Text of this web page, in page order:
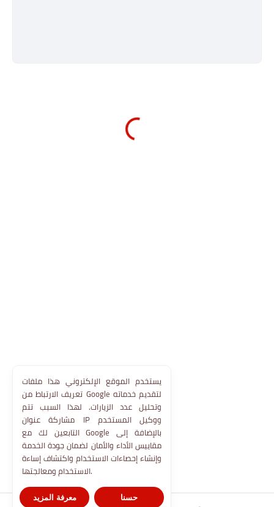
يستخدم الموقع الإلكتروني هذا ملفات
تعريف الارتباط من Google لتقديم خدماته
وتحليل عدد الزيارات. لهذا السبب تتم
مشاركة عنوان IP ووكيل المستخدم
التابعين لك مع Google بالإضافة إلى
مقاييس الأداء والأمان لضمان جودة الخدمة
وإنشاء إحصاءات الاستخدام واكتشاف إساءة
الاستخدام ومعالجتها.
معرفة المزيد حسنا